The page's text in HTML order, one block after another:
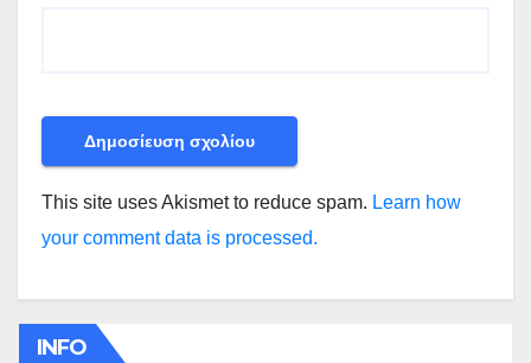
This site uses Akismet to reduce spam. Learn how
your comment data is processed.
INFO